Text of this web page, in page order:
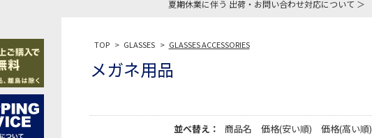
夏期休業に伴う 出荷・お問い合わせ対応について ＞
TOP > GLASSES > GLASSES ACCESSORIES
メガネ用品
並べ替え： 商品名 価格(安い順) 価格(高い順)